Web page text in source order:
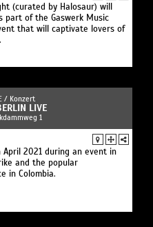
(curated by Halosaur) will
of the Gaswerk Music
that will captivate lovers of
/ Konzert
LIVE
1
2021 during an event in
and the popular
in Colombia.